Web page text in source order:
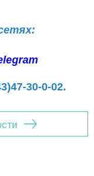
30-0-02.